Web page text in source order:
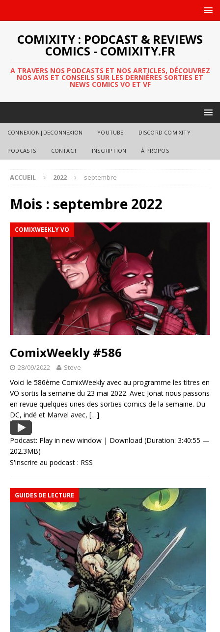
COMIXITY : PODCAST & REVIEWS
COMICS - COMIXITY.FR
A TRAVERS NOS PODCASTS ET NOS ARTICLES, DÉCOUVREZ
NOS AVIS ET CONSEILS SUR LES DERNIÈRES SORTIES ET
NEWS COMICS VO ET VF
CONNEXION|DECONNEXION YOUTUBE DISCORD COMIXITY
PODCASTS CONTACT INSCRIPTION À PROPOS
ACCUEIL 2022 septembre
Mois : septembre 2022
COMIXWEEKLY VO
ComixWeekly #586
28/09/2022 Steve
Voici le 586ème ComixWeekly avec au programme les titres en
VO sortis la semaine du 23 mai 2022. Avec Jonat nous passons
en revue quelques unes des sorties comics de la semaine. Du
DC, indé et Marvel avec, […]
Podcast: Play in new window | Download (Duration: 3:40:55 —
202.3MB)
S'inscrire au podcast : RSS
GUIDES DE LECTURE